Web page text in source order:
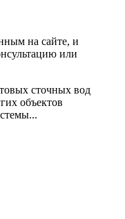
на сайте, и
или
сточных вод
объектов